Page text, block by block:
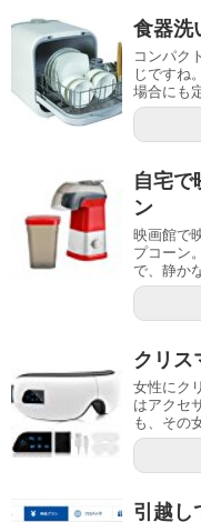
食器洗
コンパク
じですね
場合にも
自宅で
ン
映画館で
プコーン
で、静か
クリス
女性にク
はアクセ
も、その
引越し